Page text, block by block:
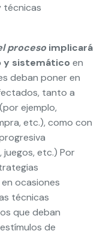
técnicas
proceso implicará
y sistemático en
deban poner en
tanto a
ejemplo,
etc.), como con
etc.) Por
ocasiones
técnicas
que deban
de